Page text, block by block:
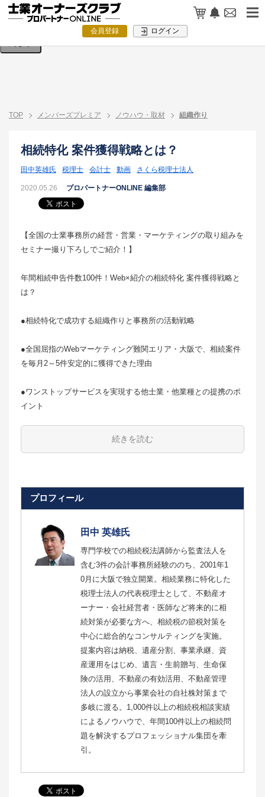
会員登録 ログイン
検索条件を入力してください。
TOP メンバーズプレミア ノウハウ・取材 組織作り
相続特化 案件獲得戦略とは？
田中英雄氏 税理士 会計士 動画 さくら税理士法人
2020.05.26 プロパートナーONLINE 編集部
【全国の士業事務所の経営・営業・マーケティングの取り組みを
セミナー撮り下ろしでご紹介！】
年間相続申告件数100件！Web×紹介の相続特化 案件獲得戦略と
は？
●相続特化で成功する組織作りと事務所の活動戦略
●全国屈指のWebマーケティング難関エリア・大阪で、相続案件
を毎月2～5件安定的に獲得できた理由
●ワンストップサービスを実現する他士業・他業種との提携のポ
イント
続きを読む
プロフィール
田中 英雄氏
専門学校での相続税法講師から監査法人を
含む3件の会計事務所経験ののち、2001年1
0月に大阪で独立開業。相続業務に特化した
税理士法人の代表税理士として、不動産オ
ーナー・会社経営者・医師など将来的に相
続対策が必要な方へ、相続税の節税対策を
中心に総合的なコンサルティングを実施。
提案内容は納税、遺産分割、事業承継、資
産運用をはじめ、遺言・生前贈与、生命保
険の活用、不動産の有効活用、不動産管理
法人の設立から事業会社の自社株対策まで
多岐に渡る。1,000件以上の相続税相談実績
によるノウハウで、年間100件以上の相続問
題を解決するプロフェッショナル集団を牽
引。